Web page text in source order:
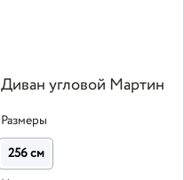
Диван угловой Мартин
Размеры
256 см